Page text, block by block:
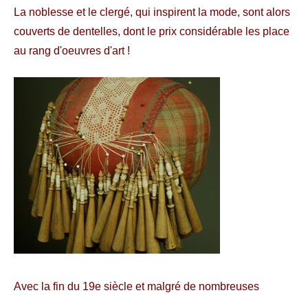
La noblesse et le clergé, qui inspirent la mode, sont alors
couverts de dentelles, dont le prix considérable les place
au rang d'oeuvres d'art !
Avec la fin du 19e siècle et malgré de nombreuses